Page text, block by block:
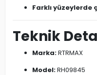
Farklı yüzeylerde
Teknik
Marka:RTRMAX
Model:RH09845